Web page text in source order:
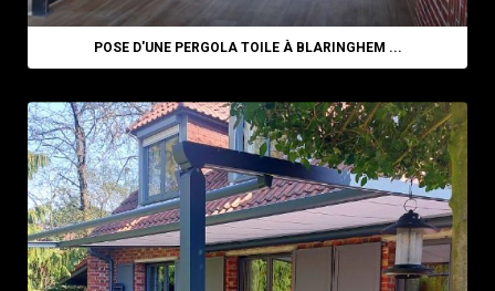
POSE D'UNE PERGOLA TOILE À BLARINGHEM ...